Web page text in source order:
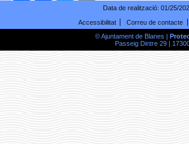
Data de realització: 01/25/
Accessibilitat
Correu de contacte
© Ajuntament de Blanes |
Passeig Dintre 29 |